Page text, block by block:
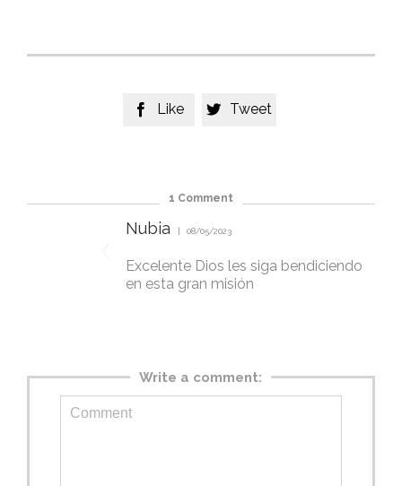
 Like  Tweet
1 Comment
Nubia 08/05/2023
Excelente Dios les siga bendiciendo
en esta gran misión
Write a comment: